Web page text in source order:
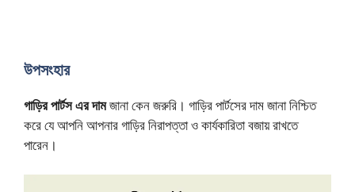
উপসংহার
গাড়ির পার্টস এর দামজানা কেন জরুরি। গাড়ির পার্টসের দাম জানা নিশ্চিত
করে যে আপনি আপনার গাড়ির নিরাপত্তা ও কার্যকারিতা বজায় রাখতে
পারেন।